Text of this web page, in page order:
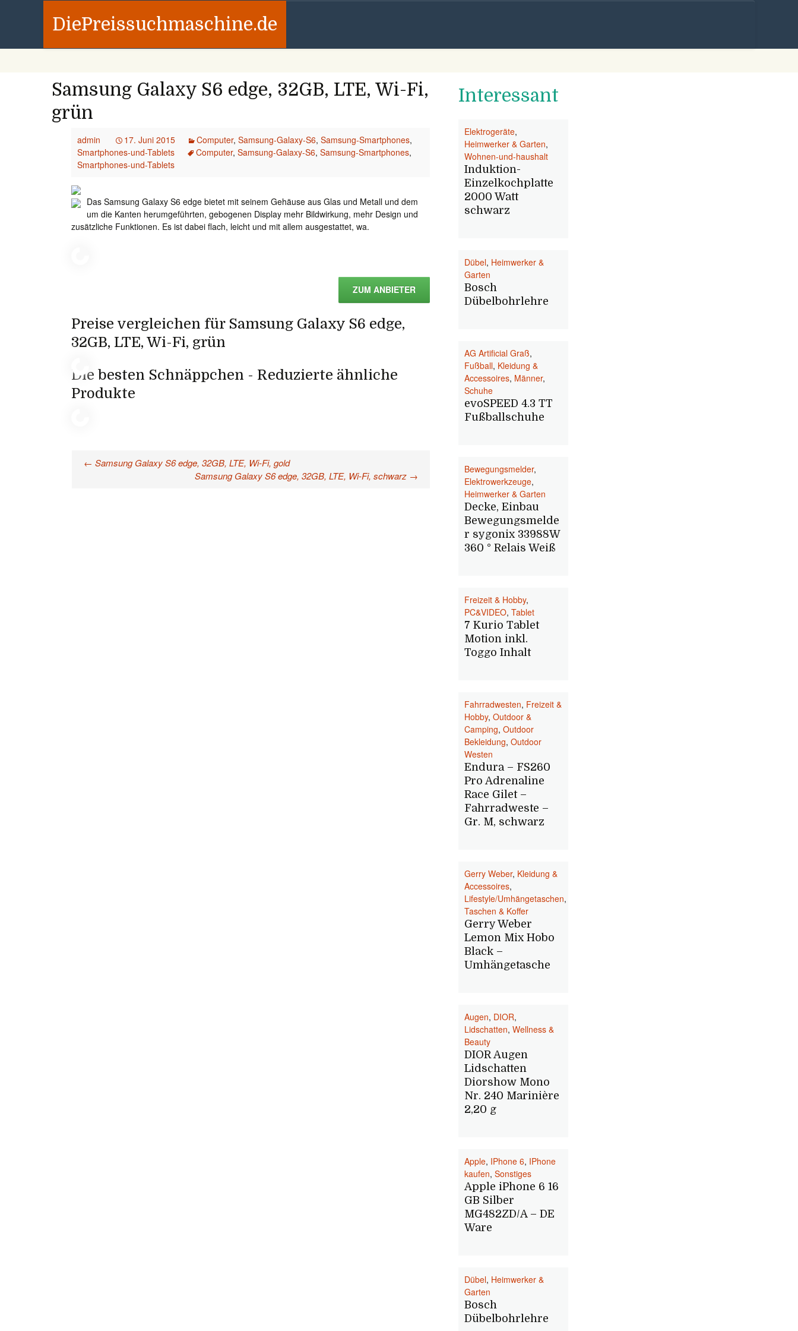
DiePreissuchmaschine.de
Samsung Galaxy S6 edge, 32GB, LTE, Wi-Fi,
grün
admin 17. Juni 2015 Computer, Samsung-Galaxy-S6, Samsung-Smartphones,
Smartphones-und-Tablets
Computer, Samsung-Galaxy-S6, Samsung-Smartphones,
Smartphones-und-Tablets
Das Samsung Galaxy S6 edge bietet mit seinem Gehäuse aus Glas und Metall und dem
um die Kanten herumgeführten, gebogenen Display mehr Bildwirkung, mehr Design und
zusätzliche Funktionen. Es ist dabei flach, leicht und mit allem ausgestattet, wa.
ZUM ANBIETER
Preise vergleichen für Samsung Galaxy S6 edge,
32GB, LTE, Wi-Fi, grün
Die besten Schnäppchen - Reduzierte ähnliche
Produkte
Beitragsnavigation
← Samsung Galaxy S6 edge, 32GB, LTE, Wi-Fi, gold
Samsung Galaxy S6 edge, 32GB, LTE, Wi-Fi, schwarz →
Interessant
Elektrogeräte,
Heimwerker & Garten,
Wohnen-und-haushalt
Induktion-
Einzelkochplatte
2000 Watt
schwarz
Dübel, Heimwerker &
Garten
Bosch
Dübelbohrlehre
AG Artificial Graß,
Fußball, Kleidung &
Accessoires, Männer,
Schuhe
evoSPEED 4.3 TT
Fußballschuhe
Bewegungsmelder,
Elektrowerkzeuge,
Heimwerker & Garten
Decke, Einbau
Bewegungsmelde
r sygonix 33988W
360 ° Relais Weiß
Freizeit & Hobby,
PC&VIDEO, Tablet
7 Kurio Tablet
Motion inkl.
Toggo Inhalt
Fahrradwesten, Freizeit &
Hobby, Outdoor &
Camping, Outdoor
Bekleidung, Outdoor
Westen
Endura – FS260
Pro Adrenaline
Race Gilet –
Fahrradweste –
Gr. M, schwarz
Gerry Weber, Kleidung &
Accessoires,
Lifestyle/Umhängetaschen,
Taschen & Koffer
Gerry Weber
Lemon Mix Hobo
Black –
Umhängetasche
Augen, DIOR,
Lidschatten, Wellness &
Beauty
DIOR Augen
Lidschatten
Diorshow Mono
Nr. 240 Marinière
2,20 g
Apple, IPhone 6, IPhone
kaufen, Sonstiges
Apple iPhone 6 16
GB Silber
MG482ZD/A – DE
Ware
Dübel, Heimwerker &
Garten
Bosch
Dübelbohrlehre